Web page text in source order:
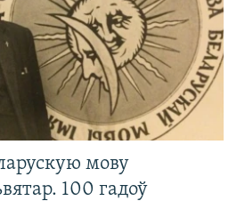
мову
100 гадоў